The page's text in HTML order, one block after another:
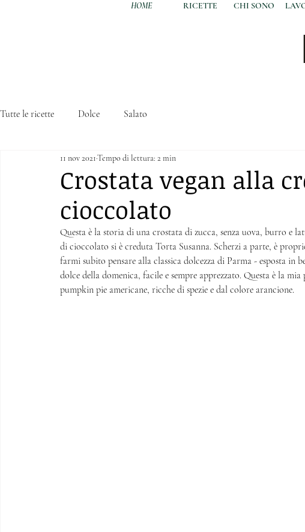
HOME RICETTE CHI SONO
Tutte le ricette Dolce Salato
Crostata vegan alla
cioccolato
11 nov 2021Tempo di lettura: 2 min
Questa è la storia di una crostata di zucca, senza uova, burro e
di cioccolato si è creduta Torta Susanna. Scherzi a parte, è
farmi subito pensare alla classica dolcezza di Parma - esposta in
dolce della domenica, facile e sempre apprezzato. Questa è la
pumpkin pie americane, ricche di spezie e dal colore arancione.